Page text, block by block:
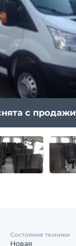
с продажи
Состояние техники
Новая